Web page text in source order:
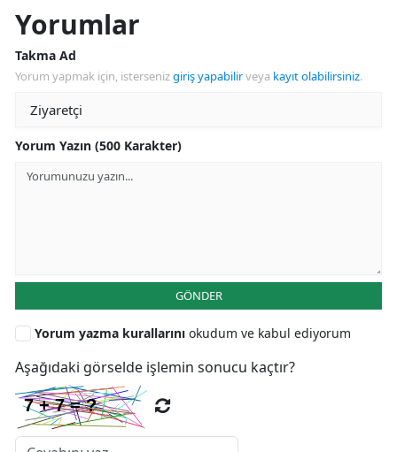
Yorumlar
Takma Ad
Yorum yapmak için, istersenizgiriş yapabilirveya kayıt olabilirsiniz.
Yorum Yazın (500 Karakter)
GÖNDER
Yorum yazma kurallarını okudum ve kabul ediyorum
Aşağıdaki görselde işlemin sonucu kaçtır?